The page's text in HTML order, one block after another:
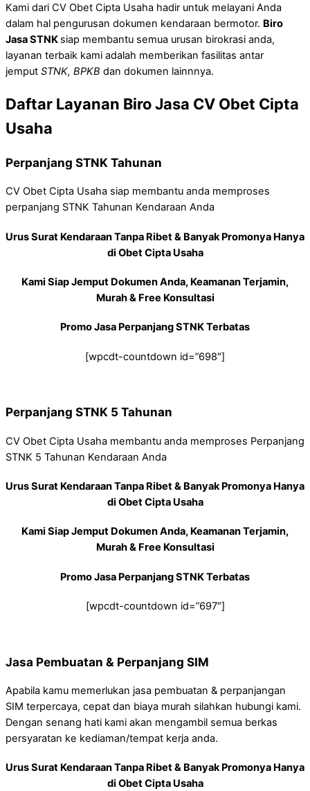
Kami dari CV Obet Cipta Usaha hadir untuk melayani Anda
dalam hal pengurusan dokumen kendaraan bermotor. Biro
Jasa STNK siap membantu semua urusan birokrasi anda,
layanan terbaik kami adalah memberikan fasilitas antar
jemput STNK, BPKB dan dokumen lainnnya.
Daftar Layanan Biro Jasa CV Obet Cipta
Usaha
Perpanjang STNK Tahunan
CV Obet Cipta Usaha siap membantu anda memproses
perpanjang STNK Tahunan Kendaraan Anda
Urus Surat Kendaraan Tanpa Ribet & Banyak Promonya Hanya
di Obet Cipta Usaha
Kami Siap Jemput Dokumen Anda, Keamanan Terjamin,
Murah & Free Konsultasi
Promo Jasa Perpanjang STNK Terbatas
[wpcdt-countdown id=”698″]
Perpanjang STNK 5 Tahunan
CV Obet Cipta Usaha membantu anda memproses Perpanjang
STNK 5 Tahunan Kendaraan Anda
Urus Surat Kendaraan Tanpa Ribet & Banyak Promonya Hanya
di Obet Cipta Usaha
Kami Siap Jemput Dokumen Anda, Keamanan Terjamin,
Murah & Free Konsultasi
Promo Jasa Perpanjang STNK Terbatas
[wpcdt-countdown id=”697″]
Jasa Pembuatan & Perpanjang SIM
Apabila kamu memerlukan jasa pembuatan & perpanjangan
SIM terpercaya, cepat dan biaya murah silahkan hubungi kami.
Dengan senang hati kami akan mengambil semua berkas
persyaratan ke kediaman/tempat kerja anda.
Urus Surat Kendaraan Tanpa Ribet & Banyak Promonya Hanya
di Obet Cipta Usaha